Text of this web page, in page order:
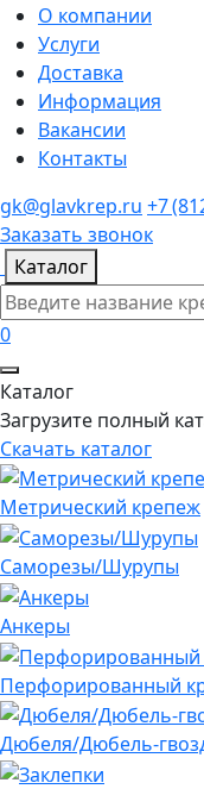
О компании
Услуги
Доставка
Информация
Вакансии
Контакты
gk@glavkrep.ru +7
Заказать звонок
Каталог
0
Каталог
Загрузите полный
Скачать каталог
Метрический крепеж
Саморезы/Шурупы
Анкеры
Перфорированный
Дюбеля/Дюбель-